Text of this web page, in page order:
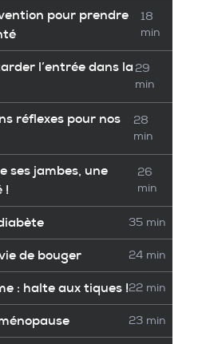
pour prendre
18
min
l’entrée dans la 29
min
réflexes pour nos
28
min
ses jambes, une
!
26
min
35 min
de bouger 24 min
: halte aux tiques !22 min
23 min